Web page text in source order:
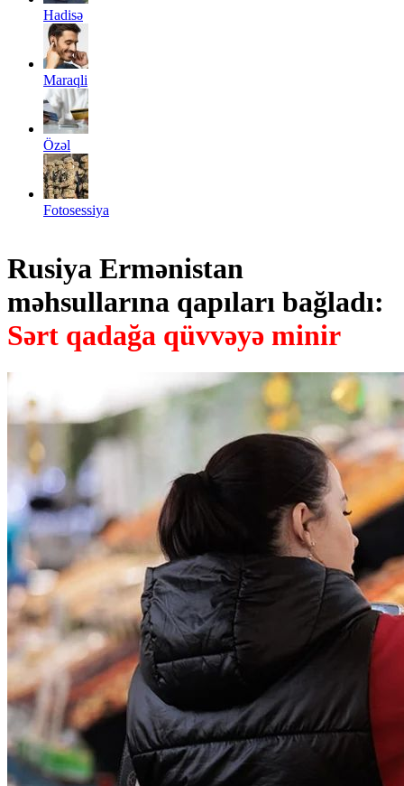
Hadisə
Maraqli
Özəl
Fotosessiya
Rusiya Ermənistan
məhsullarına qapıları bağladı:
Sərt qadağa qüvvəyə minir